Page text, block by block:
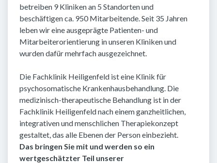
betreiben 9 Kliniken an 5 Standorten und
beschäftigen ca. 950 Mitarbeitende. Seit 35 Jahren
leben wir eine ausgeprägte Patienten- und
Mitarbeiterorientierung in unseren Kliniken und
wurden dafür mehrfach ausgezeichnet.
Die Fachklinik Heiligenfeld ist eine Klinik für
psychosomatische Krankenhausbehandlung. Die
medizinisch-therapeutische Behandlung ist in der
Fachklinik Heiligenfeld nach einem ganzheitlichen,
integrativen und menschlichen Therapiekonzept
gestaltet, das alle Ebenen der Person einbezieht.
Das bringen Sie mit und werden so ein
wertgeschätzter Teil unserer